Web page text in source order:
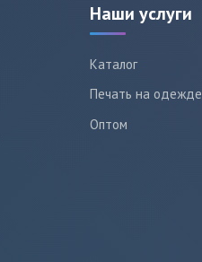
Наши услуги
Каталог
Печать на одежде
Оптом